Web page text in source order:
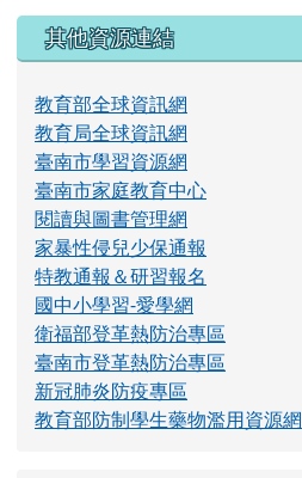
其他資源連結
教育部全球資訊網
教育局全球資訊網
臺南市學習資源網
臺南市家庭教育中心
閱讀與圖書管理網
家暴性侵兒少保通報
特教通報＆研習報名
國中小學習-愛學網
衛福部登革熱防治專區
臺南市登革熱防治專區
新冠肺炎防疫專區
教育部防制學生藥物濫用資源網